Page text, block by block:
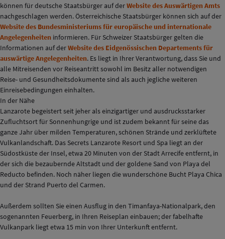
können für deutsche Staatsbürger auf derWebsite des Auswärtigen Amts
nachgeschlagen werden. Österreichische Staatsbürger können sich auf der
Website des Bundesministeriums für europäische und internationale
Angelegenheiten informieren. Für Schweizer Staatsbürger gelten die
Informationen auf derWebsite des Eidgenössischen Departements für
auswärtige Angelegenheiten. Es liegt in Ihrer Verantwortung, dass Sie und
alle Mitreisenden vor Reiseantritt sowohl im Besitz aller notwendigen
Reise- und Gesundheitsdokumente sind als auch jegliche weiteren
Einreisebedingungen einhalten.
In der Nähe
Lanzarote begeistert seit jeher als einzigartiger und ausdrucksstarker
Zufluchtsort für Sonnenhungrige und ist zudem bekannt für seine das
ganze Jahr über milden Temperaturen, schönen Strände und zerklüftete
Vulkanlandschaft. Das Secrets Lanzarote Resort und Spa liegt an der
Südostküste der Insel, etwa 20 Minuten von der Stadt Arrecife entfernt, in
der sich die bezaubernde Altstadt und der goldene Sand von Playa del
Reducto befinden. Noch näher liegen die wunderschöne Bucht Playa Chica
und der Strand Puerto del Carmen.
Außerdem sollten Sie einen Ausflug in den Timanfaya-Nationalpark, den
sogenannten Feuerberg, in Ihren Reiseplan einbauen; der fabelhafte
Vulkanpark liegt etwa 15 min von Ihrer Unterkunft entfernt.